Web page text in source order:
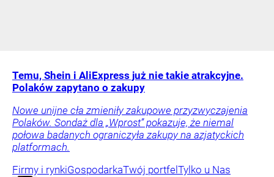
Temu, Shein i AliExpress już nie takie atrakcyjne.
Polaków zapytano o zakupy
Nowe unijne cła zmieniły zakupowe przyzwyczajenia
Polaków. Sondaż dla „Wprost” pokazuje, że niemal
połowa badanych ograniczyła zakupy na azjatyckich
platformach.
Firmy i rynkiGospodarkaTwój portfel Tylko u Nas